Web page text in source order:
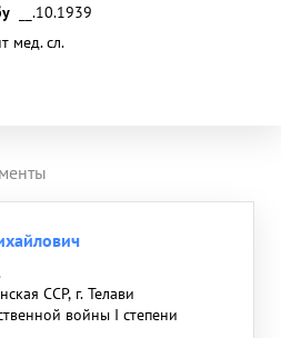
__.10.1939
мед. сл.
ССР, г. Телави
войны I степени